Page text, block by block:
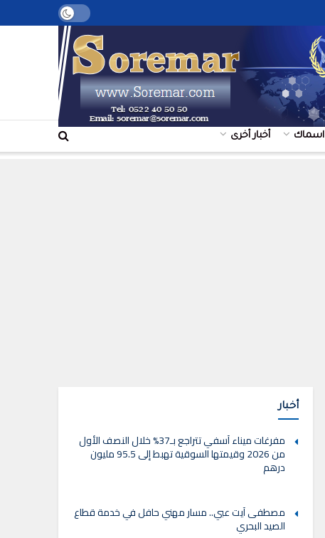
اسماك أخبار أخرى
أخبار
مفرغات ميناء آسفي تتراجع بـ37% خلال النصف الأول
من 2026 وقيمتها السوقية تهبط إلى 95.5 مليون
درهم
مصطفى آيت عبي.. مسار مهني حافل في خدمة قطاع
الصيد البحري